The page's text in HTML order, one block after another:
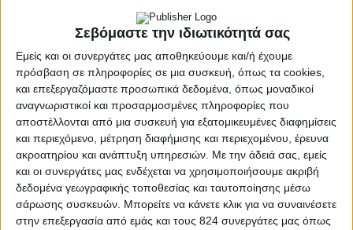
Σεβόμαστε την ιδιωτικότητά σας
Εμείς και οι συνεργάτες μας αποθηκεύουμε και/ή έχουμε
πρόσβαση σε πληροφορίες σε μια συσκευή, όπως τα cookies,
και επεξεργαζόμαστε προσωπικά δεδομένα, όπως μοναδικοί
αναγνωριστικοί και προσαρμοσμένες πληροφορίες που
αποστέλλονται από μια συσκευή για εξατομικευμένες διαφημίσεις
και περιεχόμενο, μέτρηση διαφήμισης και περιεχομένου, έρευνα
ακροατηρίου και ανάπτυξη υπηρεσιών. Με την άδειά σας, εμείς
και οι συνεργάτες μας ενδέχεται να χρησιμοποιήσουμε ακριβή
δεδομένα γεωγραφικής τοποθεσίας και ταυτοποίησης μέσω
σάρωσης συσκευών. Μπορείτε να κάνετε κλικ για να συναινέσετε
στην επεξεργασία από εμάς και τους 824 συνεργάτες μας όπως
Υγεία, διατροφή & lifestyle
Διατροφή 2.0: τα τρόφιμα του μέλλοντος
18 Μάι